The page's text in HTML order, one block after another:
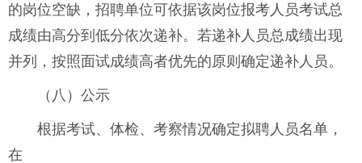
的岗位空缺，招聘单位可依据该岗位报考人员考试总
成绩由高分到低分依次递补。若递补人员总成绩出现
并列，按照面试成绩高者优先的原则确定递补人员。
（八）公示
根据考试、体检、考察情况确定拟聘人员名单，
在